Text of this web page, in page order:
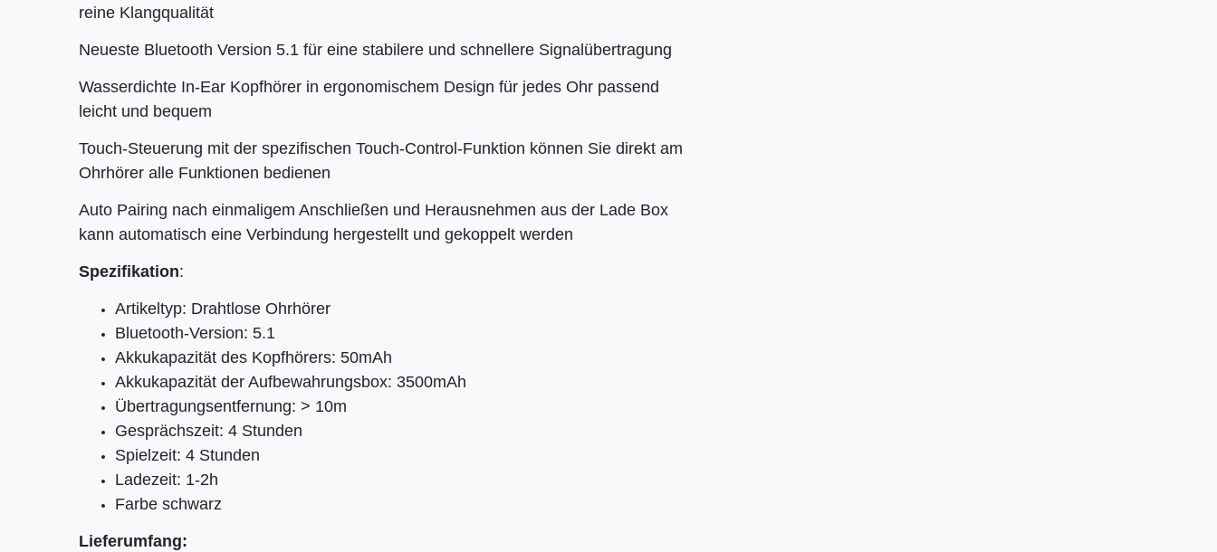
reine Klangqualität
Neueste Bluetooth Version 5.1 für eine stabilere und schnellere Signalübertragung
Wasserdichte In-Ear Kopfhörer in ergonomischem Design für jedes Ohr passend
leicht und bequem
Touch-Steuerung mit der spezifischen Touch-Control-Funktion können Sie direkt am
Ohrhörer alle Funktionen bedienen
Auto Pairing nach einmaligem Anschließen und Herausnehmen aus der Lade Box
kann automatisch eine Verbindung hergestellt und gekoppelt werden
Spezifikation:
Artikeltyp: Drahtlose Ohrhörer
Bluetooth-Version: 5.1
Akkukapazität des Kopfhörers: 50mAh
Akkukapazität der Aufbewahrungsbox: 3500mAh
Übertragungsentfernung: > 10m
Gesprächszeit: 4 Stunden
Spielzeit: 4 Stunden
Ladezeit: 1-2h
Farbe schwarz
Lieferumfang: